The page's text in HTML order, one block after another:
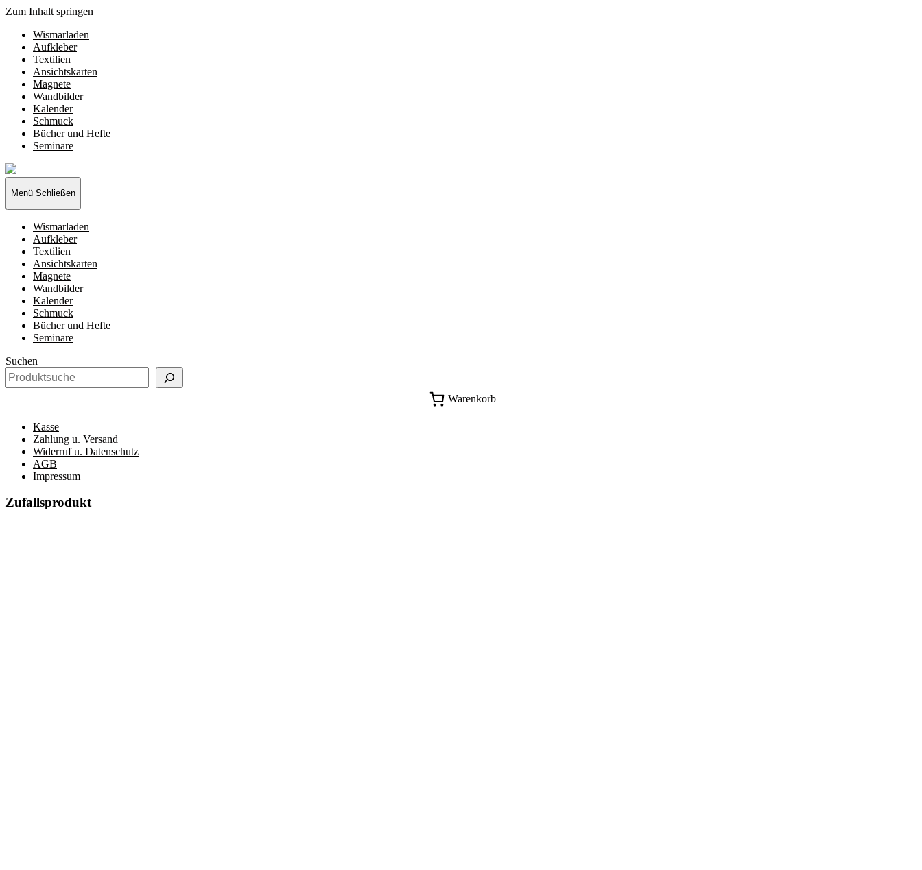
Zum Inhalt springen
Wismarladen
Aufkleber
Textilien
Ansichtskarten
Magnete
Wandbilder
Kalender
Schmuck
Bücher und Hefte
Seminare
Wismarladen
-
deine
Produzentengemeinschaft
Menü Schließen
Wismarladen
Aufkleber
Textilien
Ansichtskarten
Magnete
Wandbilder
Kalender
Schmuck
Bücher und Hefte
Seminare
Suchen
Warenkorb
Kasse
Zahlung u. Versand
Widerruf u. Datenschutz
AGB
Impressum
Zufallsprodukt